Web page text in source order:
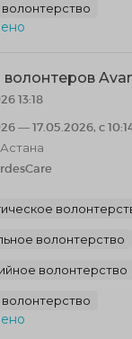
13:18
— 17.05.2026, c
волонтерство
волонтерство